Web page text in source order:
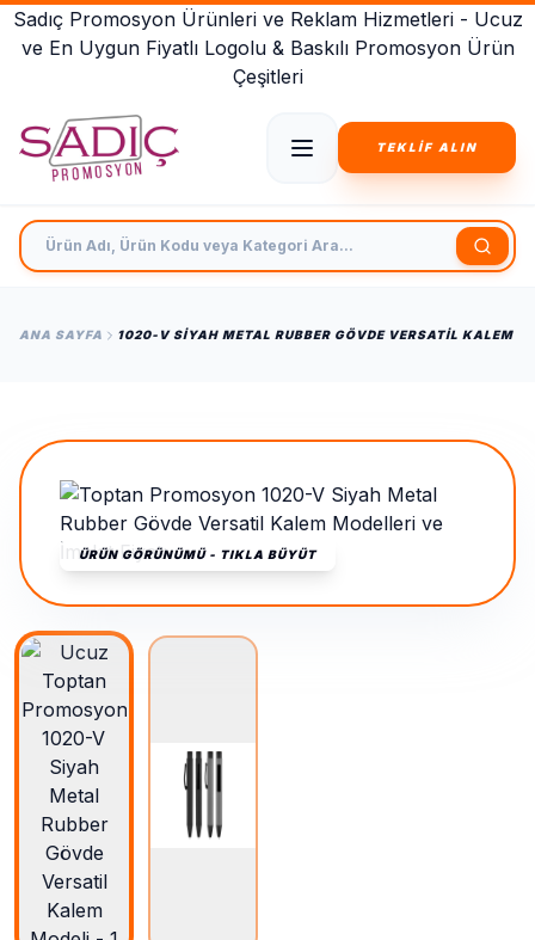
Sadıç Promosyon Ürünleri ve Reklam Hizmetleri - Ucuz
ve En Uygun Fiyatlı Logolu & Baskılı Promosyon Ürün
Çeşitleri
TEKLİF ALIN
Ürün Adı, Ürün Kodu veya Kategori Ara
ANA SAYFA 1020-V SIYAH METAL RUBBER GÖVDE VERSATIL KALEM
ÜRÜN GÖRÜNÜMÜ - TIKLA BÜYÜT